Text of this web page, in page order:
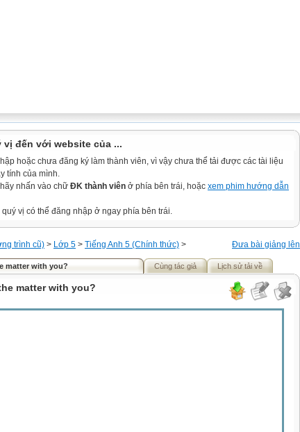
vị đến với website của ...
hoặc chưa đăng ký làm thành viên, vì vậy chưa thể tải được các tài liệu
tính của mình.
nhấn vào chữ ĐK thành viên ở phía bên trái, hoặc xem phim hướng dẫn
quý vị có thể đăng nhập ở ngay phía bên trái.
Đưa bài giảng lên
trình cũ) > Lớp 5 > Tiếng Anh 5 (Chính thức) >
matter with you? Cùng tác giả Lịch sử tải về
matter with you?